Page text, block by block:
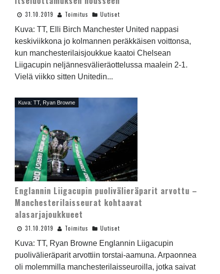
31.10.2019 Toimitus Uutiset
Kuva: TT, Elli Birch Manchester United nappasi
keskiviikkona jo kolmannen peräkkäisen voittonsa,
kun manchesterilaisjoukkue kaatoi Chelsean
Liigacupin neljännesvälieräottelussa maalein 2-1.
Vielä viikko sitten Unitedin...
Kuva: TT, Ryan Browne
Englannin Liigacupin puolivälieräparit arvottu –
Manchesterilaisseurat kohtaavat
alasarjajoukkueet
31.10.2019 Toimitus Uutiset
Kuva: TT, Ryan Browne Englannin Liigacupin
puolivälieräparit arvottiin torstai-aamuna. Arpaonnea
oli molemmilla manchesterilaisseuroilla, jotka saivat